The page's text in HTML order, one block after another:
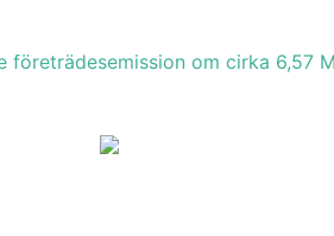
om cirka 6,57